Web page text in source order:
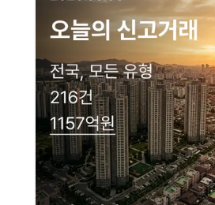
네이버 지도 연결
현재 네이버 지도 연결이 원활하지 않아
이용에 불편을 드려 죄
다시 시도